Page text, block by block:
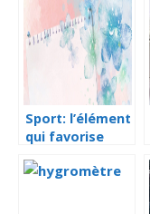
vos terrasses,
les plots
Sport: l’élément
qui favorise
au golf